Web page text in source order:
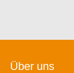
Über uns